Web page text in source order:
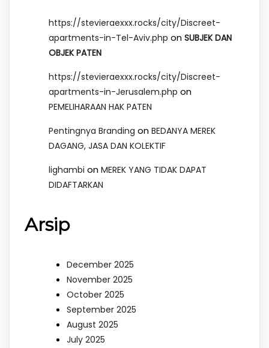
https://stevieraexxx.rocks/city/Discreet-
apartments-in-Tel-Aviv.php on SUBJEK DAN
OBJEK PATEN
https://stevieraexxx.rocks/city/Discreet-
apartments-in-Jerusalem.php on
PEMELIHARAAN HAK PATEN
Pentingnya Branding on BEDANYA MEREK
DAGANG, JASA DAN KOLEKTIF
lighambi on MEREK YANG TIDAK DAPAT
DIDAFTARKAN
Arsip
December 2025
November 2025
October 2025
September 2025
August 2025
July 2025